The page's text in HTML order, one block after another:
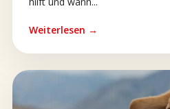
Weiterlesen →